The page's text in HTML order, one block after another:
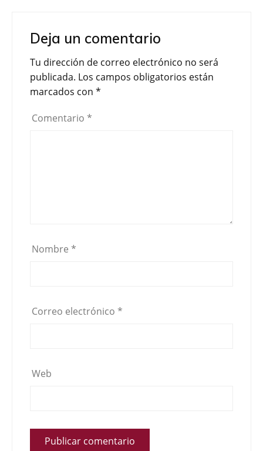
Deja un comentario
Tu dirección de correo electrónico no será
publicada. Los campos obligatorios están
marcados con *
Comentario *
Nombre *
Correo electrónico *
Web